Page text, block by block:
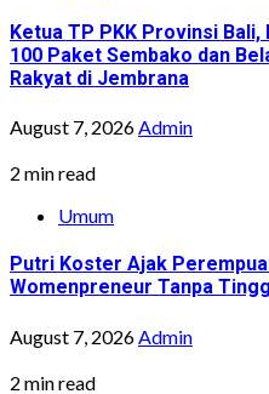
Ketua TP PKK Provinsi
100 Paket Sembako dan
Rakyat di Jembrana
August 7, 2026Admin
2 min read
Umum
Putri Koster Ajak
Womenpreneur Tanpa
August 7, 2026 Admin
2 min read